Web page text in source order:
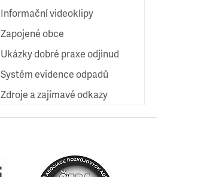
Informační videoklipy
Zapojené obce
Ukázky dobré praxe odjinud
Systém evidence odpadů
Zdroje a zajímavé odkazy